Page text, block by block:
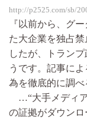
http://p2525.com/sb/
『以前から、グ
た大企業を独占
したが、トラン
うです。記事に
為を徹底的に調べ
…“大手メディア
の証拠がダウン